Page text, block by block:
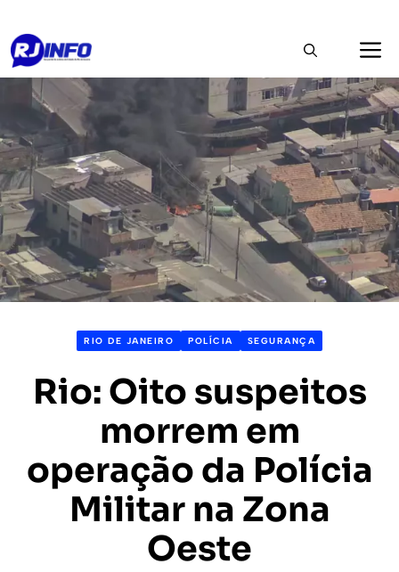
Pular
para
o
conteúdo
RIO DE JANEIRO POLÍCIA SEGURANÇA
Rio: Oito suspeitos
morrem em
operação da Polícia
Militar na Zona
Oeste